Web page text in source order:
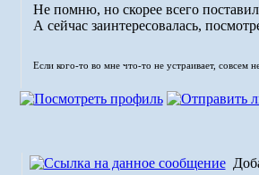
Не помню, но скорее всего
А сейчас заинтересовалась,
Если кого-то во мне что-то не устраивает, совсем